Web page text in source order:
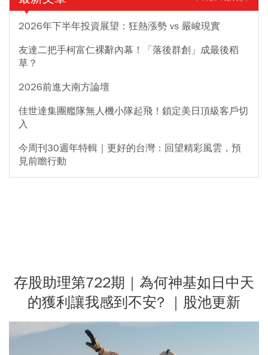
2026年下半年投資展望：狂熱漲勢 vs 嚴峻現實
友達二把手柯富仁裸辭內幕！「落後群創」成最後稻
草？
2026前進大南方論壇
佳世達集團艦隊無人機小隊起飛！鎖定美日頂級客戶切
入
今周刊30週年特輯｜更好的台灣：回望精彩風雲，預
見前瞻行動
存股助理第722期｜為何神基如日中天
的獲利讓我感到不安? ｜股池更新